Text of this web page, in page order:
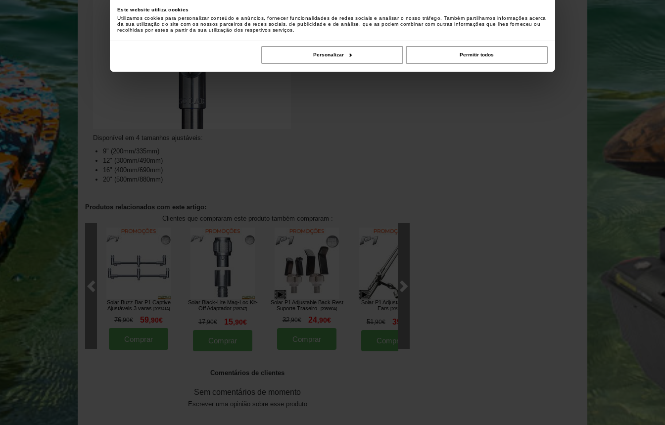
Este website utiliza cookies
Utilizamos cookies para personalizar conteúdo e anúncios, fornecer funcionalidades de redes sociais e analisar o nosso tráfego. Também partilhamos informações acerca
da sua utilização do site com os nossos parceiros de redes sociais, de publicidade e de análise, que as podem combinar com outras informações que lhes forneceu ou
recolhidas por estes a partir da sua utilização dos respetivos serviços.
Personalizar Permitir todos
Disponível em 4 tamanhos ajustáveis:
9" (200mm/335mm)
12" (300mm/490mm)
16" (400mm/690mm)
20" (500mm/880mm)
Produtos relacionados com este artigo:
Clientes que compraram este produto também compraram :
Solar Buzz Bar P1 Captive
Ajustáveis 3 varas
[205741A]
76,90€ 59,90€
Comprar
Solar Black-Lite Mag-Loc Kit-
Off Adaptador [205747]
17,90€ 15,90€
Comprar
Solar P1 Adjustable Back Rest
Suporte Traseiro
205860A]
32,90€ 24,90€
Comprar
Solar P1 Adjustable Snag
Ears
[205239
51,90€ 39
Comprar
Comentários de clientes
Sem comentários de momento
Escrever uma opinião sobre esse produto